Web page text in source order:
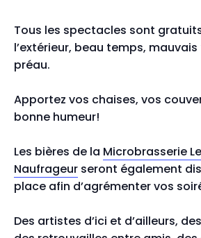
Tous les spectacles sont
l’extérieur, beau temps,
préau.
Apportez vos chaises, vos
bonne humeur!
Les bières de la Microbrasserie Le
Naufrageur seront également
place afin d’agrémenter vos
Des artistes d’ici et d’ailleurs,